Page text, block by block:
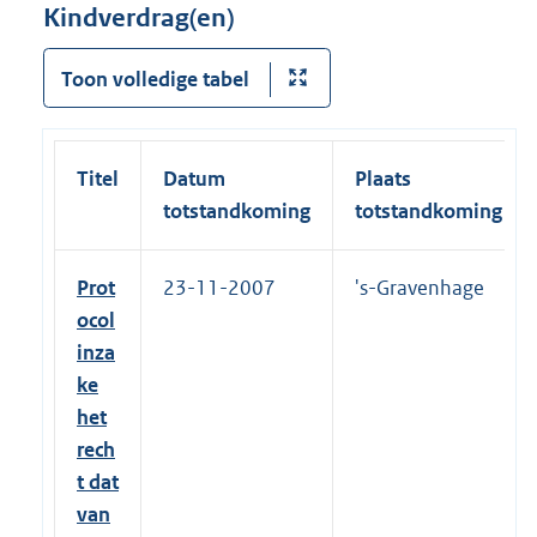
Kindverdrag(en)
Toon volledige tabel
Titel
Datum
totstandkoming
Plaats
totstandkoming
Prot
ocol
inza
ke
het
rech
t dat
van
23-11-2007 's-Gravenhage